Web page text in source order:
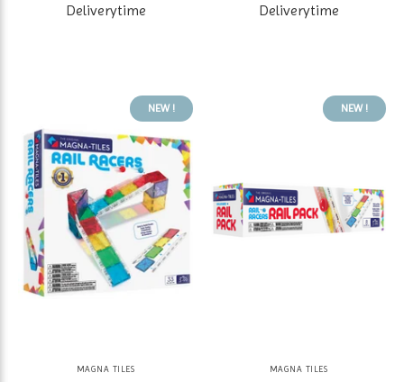
Deliverytime Deliverytime
NEW !
MAGNA TILES
NEW !
MAGNA TILES